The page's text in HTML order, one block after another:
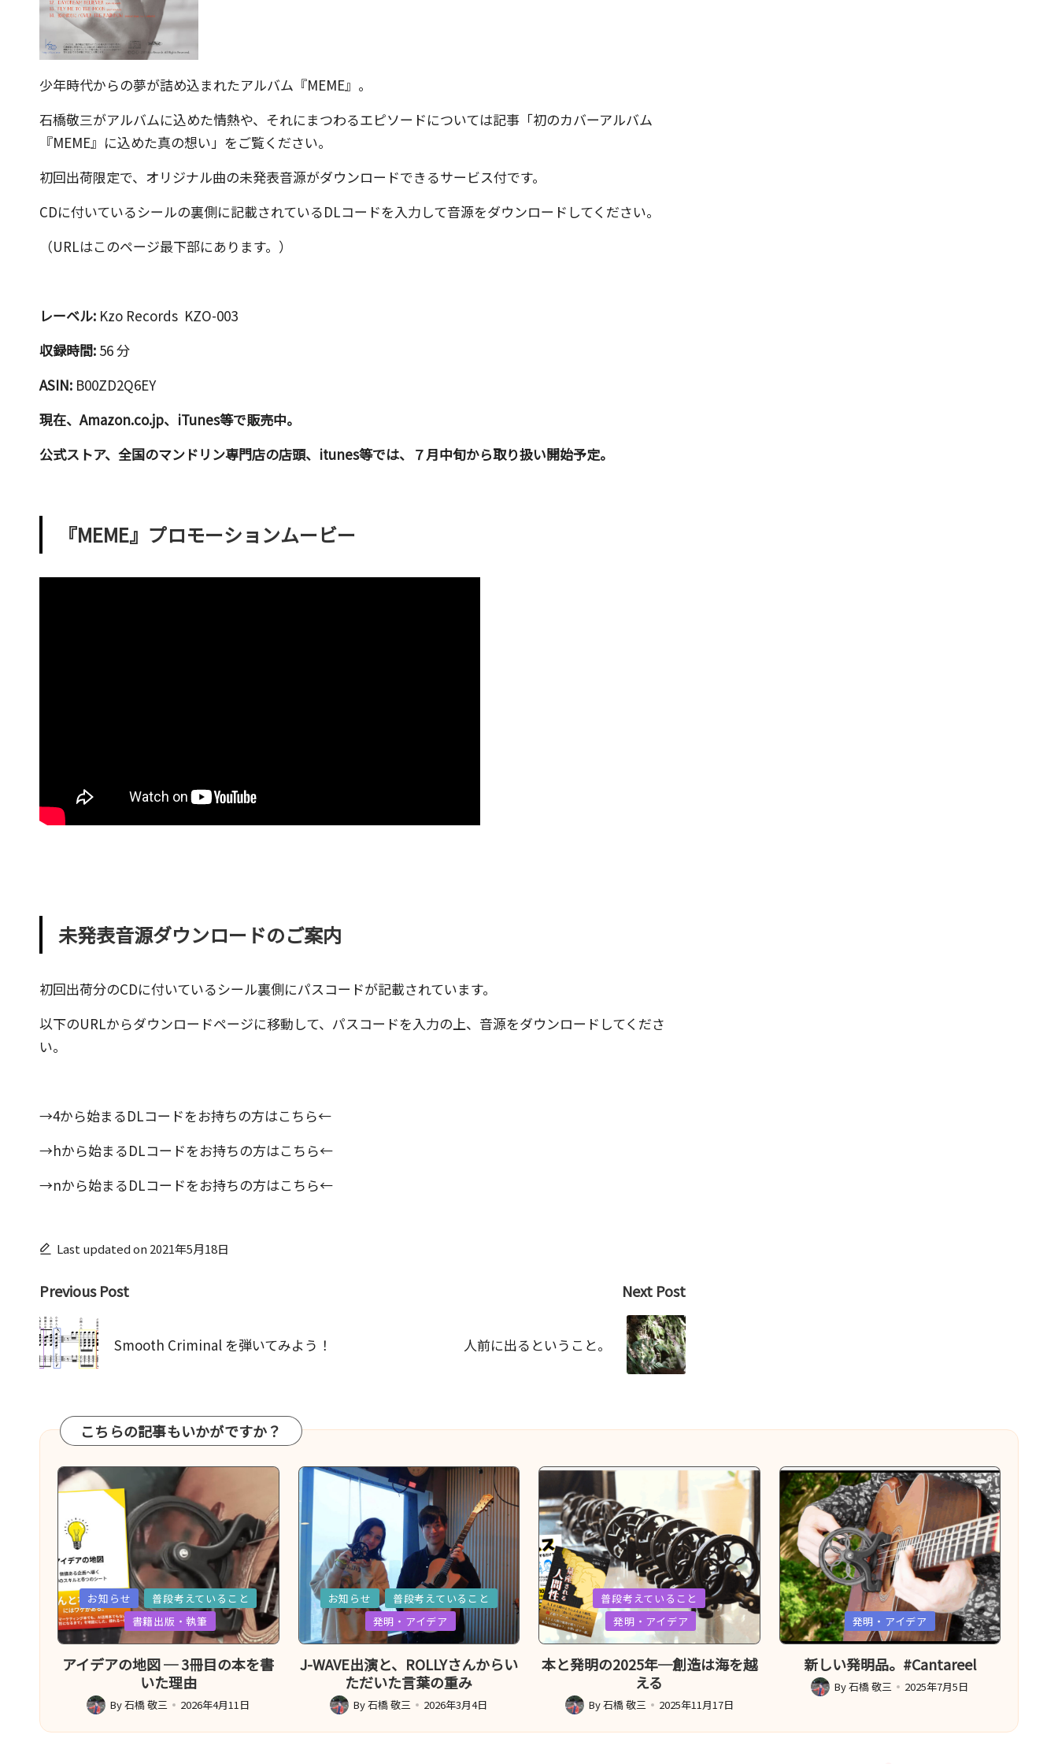
イ
テ
ブ
×
ビ
ネ
ス
深
オ
タ
に
よ
マ
ア
ッ
少年時代からの夢が詰め込まれたアルバム『MEME』。
石橋敬三がアルバムに込めた情熱や、それにまつわるエピソードについては記事「初のカバーアルバム
『MEME』に込めた真の想い」 をご覧ください。
初回出荷限定で、オリジナル曲の未発表音源がダウンロードできるサービス付です。
CDに付いているシールの裏側に記載されているDLコードを入力して音源をダウンロードしてください。
（URLはこのページ最下部にあります。）
レーベル: Kzo Records KZO-003
収録時間: 56 分
ASIN: B00ZD2Q6EY
現在、 Amazon.co.jp、 iTunes等で販売中。
公式ストア、全国のマンドリン専門店の店頭、itunes等では、７月中旬から取り扱い開始予定。
『MEME』プロモーションムービー
未発表音源ダウンロードのご案内
初回出荷分のCDに付いているシール裏側にパスコードが記載されています。
以下のURLからダウンロードページに移動して、パスコードを入力の上、音源をダウンロードしてくださ
い。
→4から始まるDLコードをお持ちの方はこちら←
→hから始まるDLコードをお持ちの方はこちら←
→nから始まるDLコードをお持ちの方はこちら←
Last updated on 2021年5月18日
Post
navigation
Previous Post
Smooth Criminal を弾いてみよう！
Next Post
人前に出るということ。
こちらの記事もいかがですか？
Posted
in
お知らせ
普段考えていること
書籍出版・執筆
アイデアの地図 ─ 3冊目の本を書
いた理由
Posted
by
By石橋 敬三 2026年4月11日
Posted
in
お知らせ
普段考えていること
発明・アイデア
J-WAVE出演と、ROLLYさんからい
ただいた言葉の重み
Posted
by
By石橋 敬三 2026年3月4日
Posted
in
普段考えていること
発明・アイデア
本と発明の2025年─創造は海を越
える
Posted
by
By石橋 敬三 2025年11月17日
Posted
in
発明・アイデア
新しい発明品。#Cantareel
Posted
By石橋 敬三 2025年7月5日